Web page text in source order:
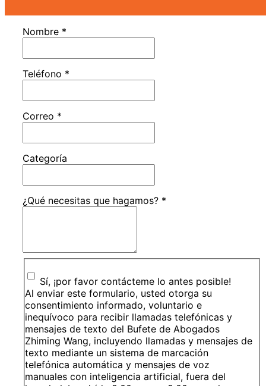
Nombre *
Teléfono *
Correo *
Categoría
¿Qué necesitas que hagamos? *
Sí, ¡por favor contácteme lo antes posible!
Al enviar este formulario, usted otorga su
consentimiento informado, voluntario e
inequívoco para recibir llamadas telefónicas y
mensajes de texto del Bufete de Abogados
Zhiming Wang, incluyendo llamadas y mensajes de
texto mediante un sistema de marcación
telefónica automática y mensajes de voz
manuales con inteligencia artificial, fuera del